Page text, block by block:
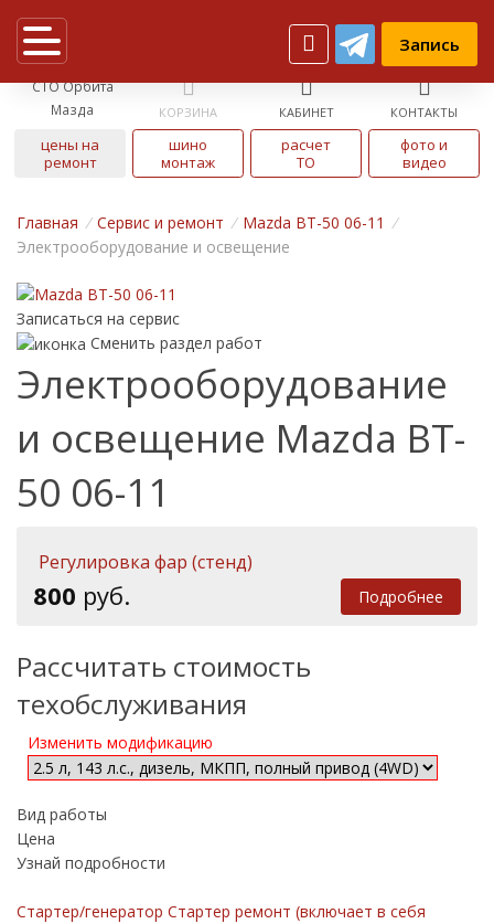
Запись
СТО Орбита
Мазда
КОРЗИНА КАБИНЕТ КОНТАКТЫ
цены на
ремонт
шино
монтаж
расчет
ТО
фото и
видео
Главная / Cервис и ремонт / Mazda BT-50 06-11 /
Электрооборудование и освещение
Записаться на сервис
Сменить раздел работ
Электрооборудование
и освещение Mazda BT-
50 06-11
Регулировка фар (стенд)
800 руб. Подробнее
Рассчитать стоимость
техобслуживания
Изменить модификацию
Вид работы
Цена
Узнай подробности
Стартер/генератор Стартер ремонт (включает в себя